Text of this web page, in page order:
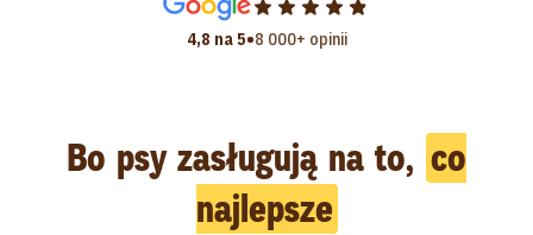
4,8 na 5•8 000+ opinii
Bo psy zasługują na to, co
najlepsze